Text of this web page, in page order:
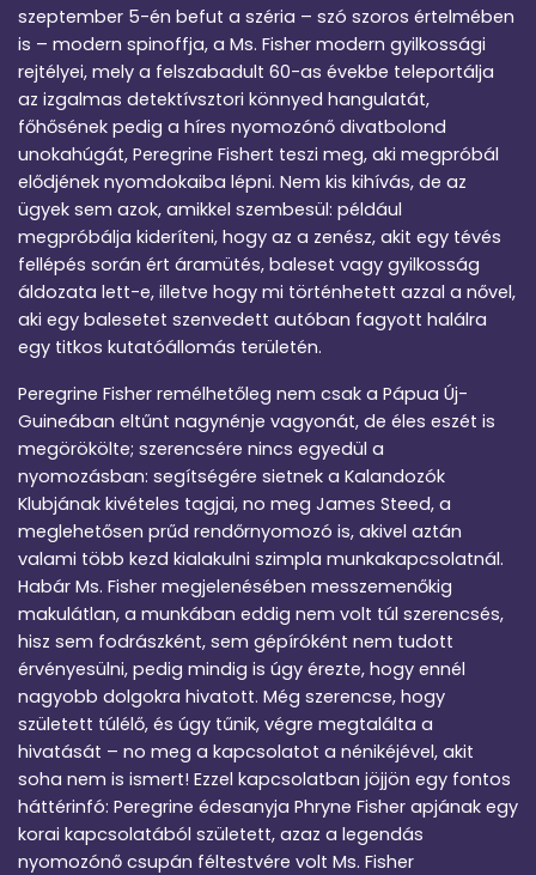
szeptember 5-én befut a széria – szó szoros értelmében
is – modern spinoffja, a Ms. Fisher modern gyilkossági
rejtélyei, mely a felszabadult 60-as évekbe teleportálja
az izgalmas detektívsztori könnyed hangulatát,
főhősének pedig a híres nyomozónő divatbolond
unokahúgát, Peregrine Fishert teszi meg, aki megpróbál
elődjének nyomdokaiba lépni. Nem kis kihívás, de az
ügyek sem azok, amikkel szembesül: például
megpróbálja kideríteni, hogy az a zenész, akit egy tévés
fellépés során ért áramütés, baleset vagy gyilkosság
áldozata lett-e, illetve hogy mi történhetett azzal a nővel,
aki egy balesetet szenvedett autóban fagyott halálra
egy titkos kutatóállomás területén.
Peregrine Fisher remélhetőleg nem csak a Pápua Új-
Guineában eltűnt nagynénje vagyonát, de éles eszét is
megörökölte; szerencsére nincs egyedül a
nyomozásban: segítségére sietnek a Kalandozók
Klubjának kivételes tagjai, no meg James Steed, a
meglehetősen prűd rendőrnyomozó is, akivel aztán
valami több kezd kialakulni szimpla munkakapcsolatnál.
Habár Ms. Fisher megjelenésében messzemenőkig
makulátlan, a munkában eddig nem volt túl szerencsés,
hisz sem fodrászként, sem gépíróként nem tudott
érvényesülni, pedig mindig is úgy érezte, hogy ennél
nagyobb dolgokra hivatott. Még szerencse, hogy
született túlélő, és úgy tűnik, végre megtalálta a
hivatását – no meg a kapcsolatot a nénikéjével, akit
soha nem is ismert! Ezzel kapcsolatban jöjjön egy fontos
háttérinfó: Peregrine édesanyja Phryne Fisher apjának egy
korai kapcsolatából született, azaz a legendás
nyomozónő csupán féltestvére volt Ms. Fisher